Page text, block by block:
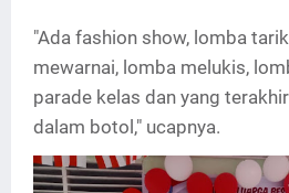
"Ada fashion show, lomba
mewarnai, lomba melukis,
parade kelas dan yang
dalam botol," ucapnya.